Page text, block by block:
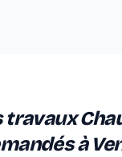
travaux
à